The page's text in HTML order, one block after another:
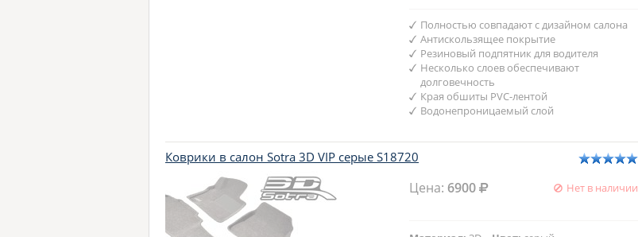
Полностью совпадают с дизайном салона
Антискользящее покрытие
Резиновый подпятник для водителя
Несколько слоев обеспечивают
долговечность
Края обшиты PVC-лентой
Водонепроницаемый слой
Коврики в салон Sotra 3D VIP серые S18720
Цена:6900 Нет в наличии